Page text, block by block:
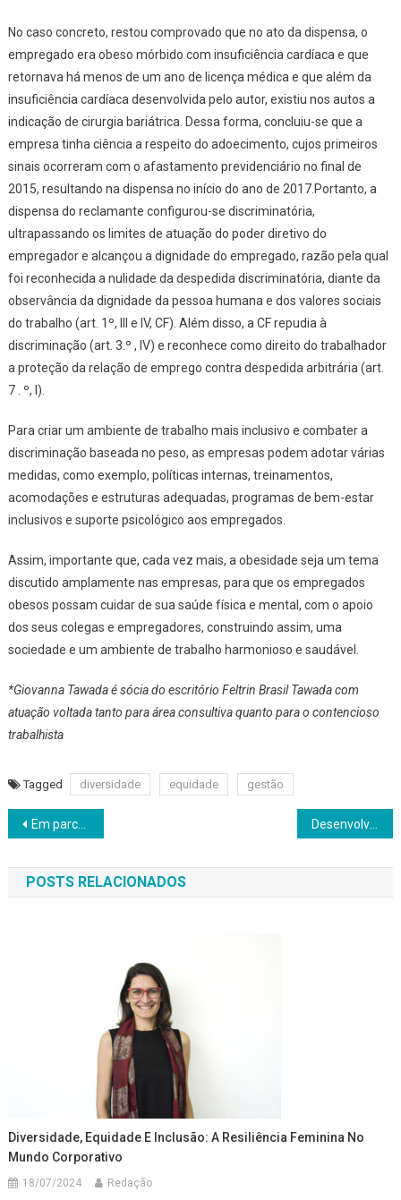
No caso concreto, restou comprovado que no ato da dispensa, o
empregado era obeso mórbido com insuficiência cardíaca e que
retornava há menos de um ano de licença médica e que além da
insuficiência cardíaca desenvolvida pelo autor, existiu nos autos a
indicação de cirurgia bariátrica. Dessa forma, concluiu-se que a
empresa tinha ciência a respeito do adoecimento, cujos primeiros
sinais ocorreram com o afastamento previdenciário no final de
2015, resultando na dispensa no início do ano de 2017.Portanto, a
dispensa do reclamante configurou-se discriminatória,
ultrapassando os limites de atuação do poder diretivo do
empregador e alcançou a dignidade do empregado, razão pela qual
foi reconhecida a nulidade da despedida discriminatória, diante da
observância da dignidade da pessoa humana e dos valores sociais
do trabalho (art. 1º, III e IV, CF). Além disso, a CF repudia à
discriminação (art. 3.º , IV) e reconhece como direito do trabalhador
a proteção da relação de emprego contra despedida arbitrária (art.
7 . º, I).
Para criar um ambiente de trabalho mais inclusivo e combater a
discriminação baseada no peso, as empresas podem adotar várias
medidas, como exemplo, políticas internas, treinamentos,
acomodações e estruturas adequadas, programas de bem-estar
inclusivos e suporte psicológico aos empregados.
Assim, importante que, cada vez mais, a obesidade seja um tema
discutido amplamente nas empresas, para que os empregados
obesos possam cuidar de sua saúde física e mental, com o apoio
dos seus colegas e empregadores, construindo assim, uma
sociedade e um ambiente de trabalho harmonioso e saudável.
*Giovanna Tawada é sócia do escritório Feltrin Brasil Tawada com
atuação voltada tanto para área consultiva quanto para o contencioso
trabalhista
Tagged diversidade equidade gestão
Navegação
de
Post
Em parceria com Yattó, Cargill investe em circularidade Desenvolvimento e retenção de talentos: a chave para um crescimento sustentável
POSTS RELACIONADOS
Diversidade, Equidade E Inclusão: A Resiliência Feminina No
Mundo Corporativo
18/07/2024 Redação